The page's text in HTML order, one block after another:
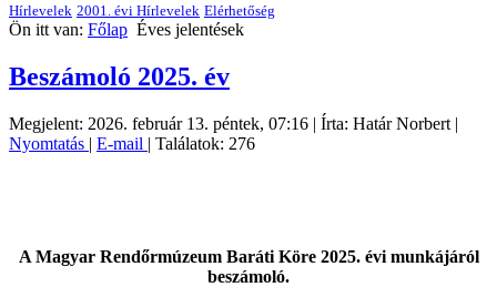
Hírlevelek 2001. évi Hírlevelek Elérhetőség
Ön itt van: Főlap Éves jelentések
Beszámoló 2025. év
Megjelent: 2026. február 13. péntek, 07:16 | Írta: Határ Norbert |
Nyomtatás | E-mail | Találatok: 276
A Magyar Rendőrmúzeum Baráti Köre 2025. évi munkájáról
beszámoló.